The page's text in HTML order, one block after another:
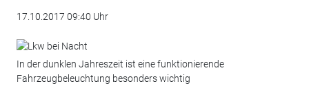
17.10.2017 09:40 Uhr
In der dunklen Jahreszeit ist eine funktionierende
Fahrzeugbeleuchtung besonders wichtig